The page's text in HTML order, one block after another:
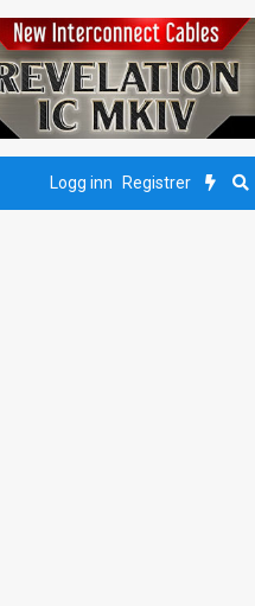
Logg inn Registrer